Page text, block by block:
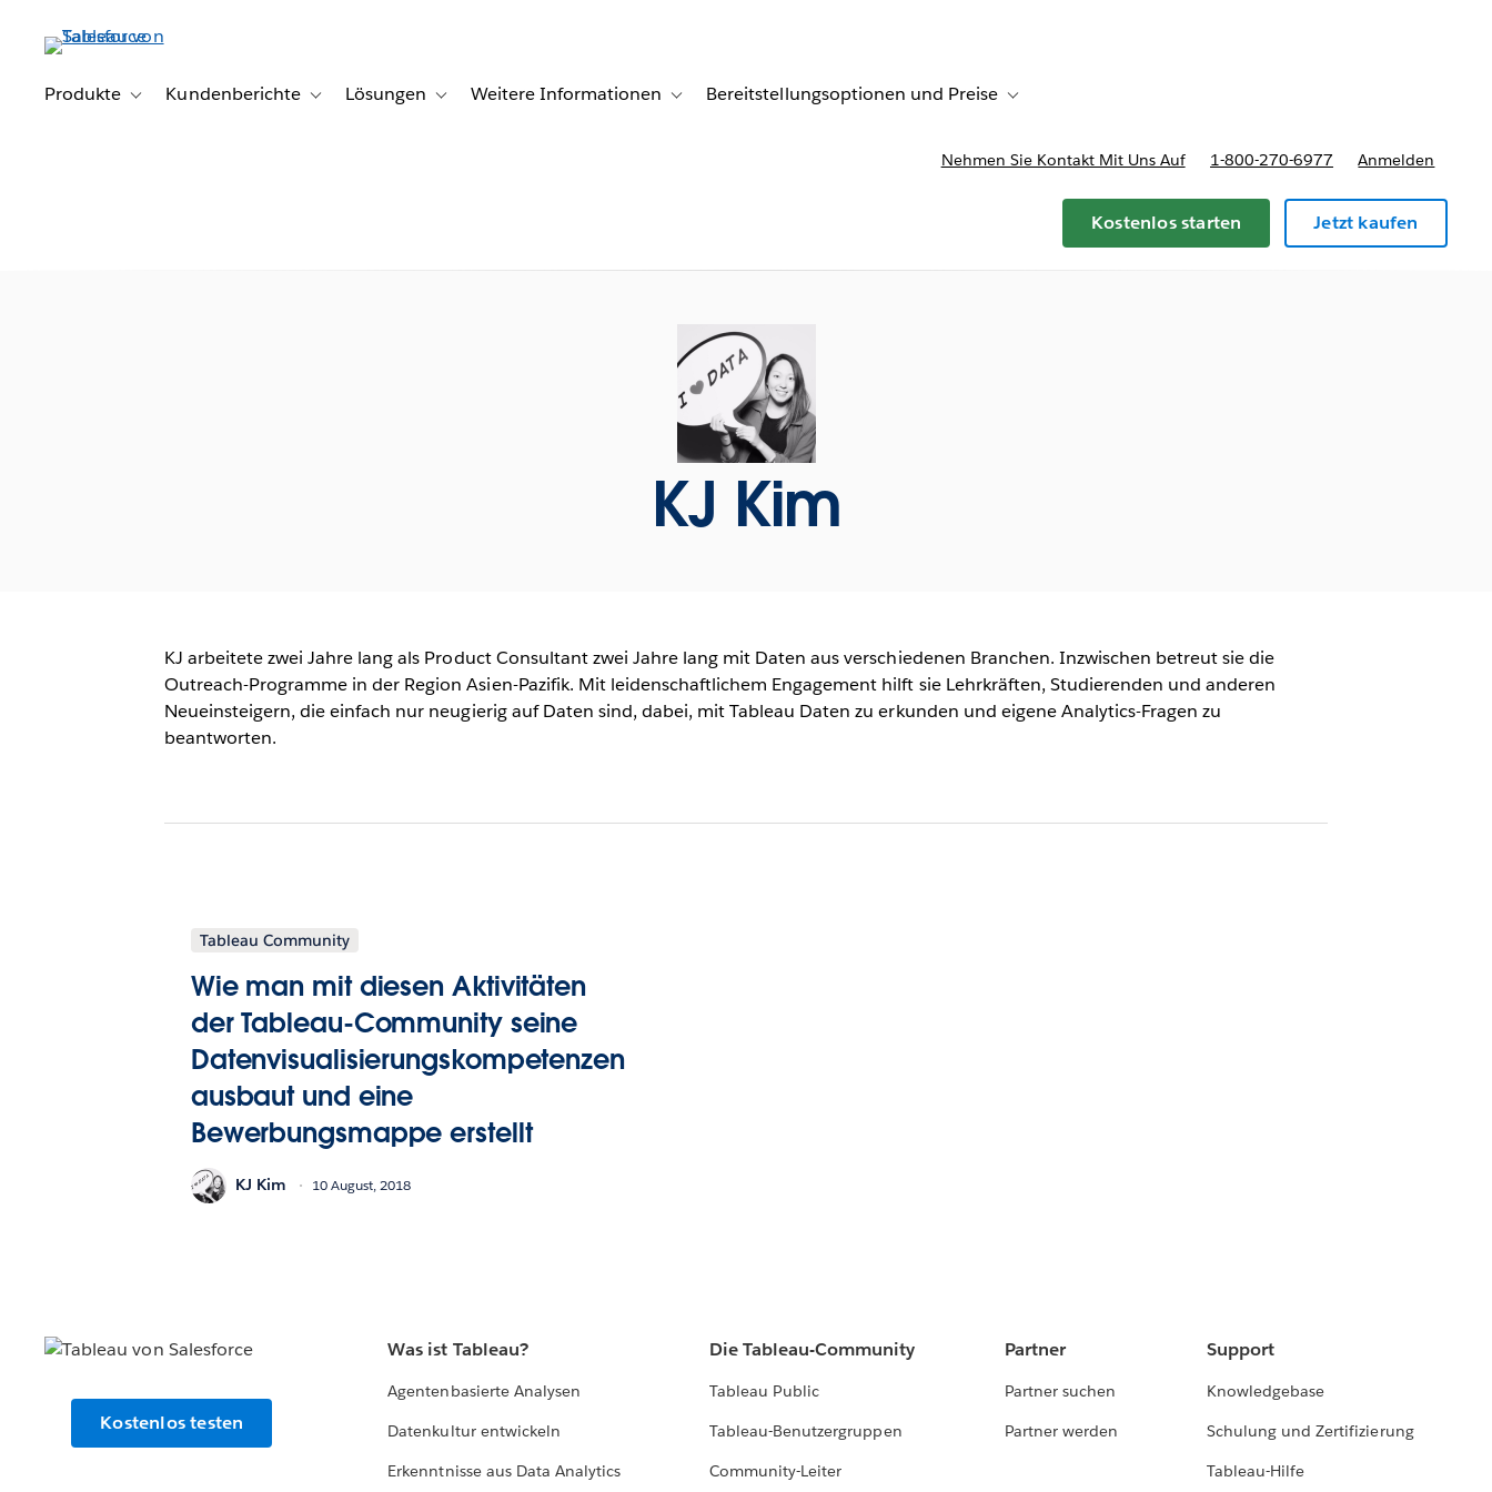
Produkte
Toggle sub-navigation for Produkte
Kundenberichte Toggle sub-navigation for Kundenberichte
Lösungen Toggle sub-navigation for Lösungen
Weitere Informationen Toggle sub-navigation for Weitere Informationen
Bereitstellungsoptionen und Preise Toggle sub-navigation for Bereitstellungsoptionen und Preise
Nehmen Sie Kontakt Mit Uns Auf 1-800-270-6977 Anmelden
Kostenlos starten Jetzt kaufen
KJ Kim
KJ arbeitete zwei Jahre lang als Product Consultant zwei Jahre lang mit Daten aus verschiedenen Branchen. Inzwischen betreut sie die
Outreach-Programme in der Region Asien-Pazifik. Mit leidenschaftlichem Engagement hilft sie Lehrkräften, Studierenden und anderen
Neueinsteigern, die einfach nur neugierig auf Daten sind, dabei, mit Tableau Daten zu erkunden und eigene Analytics-Fragen zu
beantworten.
Tableau Community
Wie man mit diesen Aktivitäten
der Tableau-Community seine
Datenvisualisierungskompetenzen
ausbaut und eine
Bewerbungsmappe erstellt
KJ Kim 10 August, 2018
Kostenlos testen
Was ist Tableau?
Agentenbasierte Analysen
Datenkultur entwickeln
Erkenntnisse aus Data Analytics
Die Tableau-Community
Tableau Public
Tableau-Benutzergruppen
Community-Leiter
Partner
Partner suchen
Partner werden
Support
Knowledgebase
Schulung und Zertifizierung
Tableau-Hilfe